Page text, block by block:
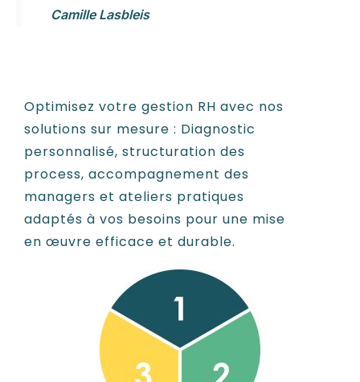
Camille Lasbleis
Optimisez votre gestion RH avec nos
solutions sur mesure : Diagnostic
personnalisé, structuration des
process, accompagnement des
managers et ateliers pratiques
adaptés à vos besoins pour une mise
en œuvre efficace et durable.